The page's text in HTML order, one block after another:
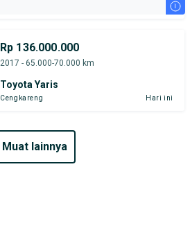
i
Rp 136.000.000
2017 - 65.000-70.000 km
Toyota Yaris
Cengkareng Hari ini
muat lainnya